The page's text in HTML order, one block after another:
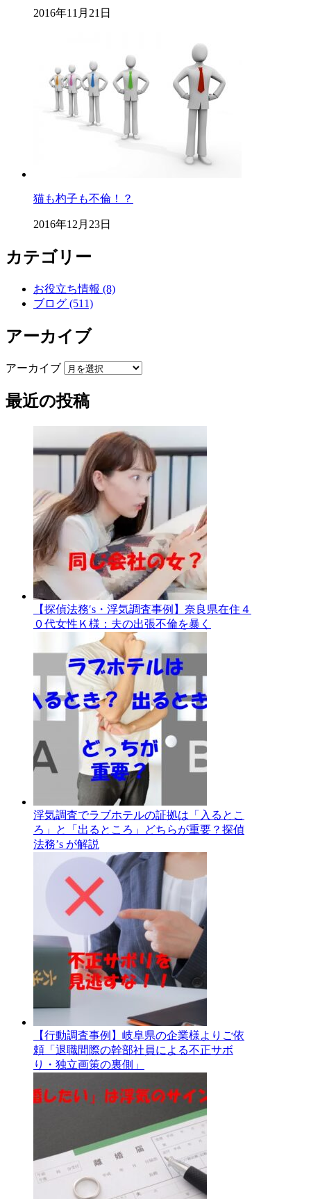
2016年11月21日
猫も杓子も不倫！？
2016年12月23日
カテゴリー
お役立ち情報 (8)
ブログ (511)
アーカイブ
アーカイブ
最近の投稿
【探偵法務′s・浮気調査事例】奈良県在住４
０代女性Ｋ様：夫の出張不倫を暴く
浮気調査でラブホテルの証拠は「入るとこ
ろ」と「出るところ」どちらが重要？探偵
法務’s が解説
【行動調査事例】岐阜県の企業様よりご依
頼「退職間際の幹部社員による不正サボ
り・独立画策の裏側」